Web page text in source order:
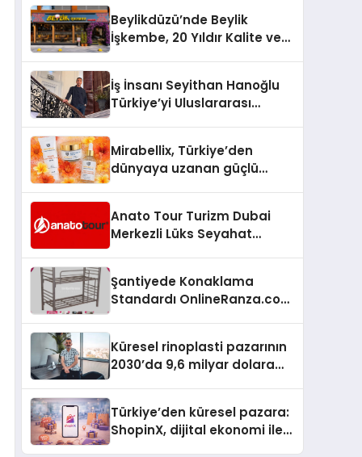
Beylikdüzü’nde Beylik
İşkembe, 20 Yıldır Kalite ve
İş İnsanı Seyithan Hanoğlu
Türkiye’yi Uluslararası
Mirabellix, Türkiye’den
dünyaya uzanan güçlü
Anato Tour Turizm Dubai
Merkezli Lüks Seyahat
Şantiyede Konaklama
Standardı OnlineRanza.com
Küresel rinoplasti pazarının
2030’da 9,6 milyar dolara
Türkiye’den küresel pazara:
ShopinX, dijital ekonomi ile